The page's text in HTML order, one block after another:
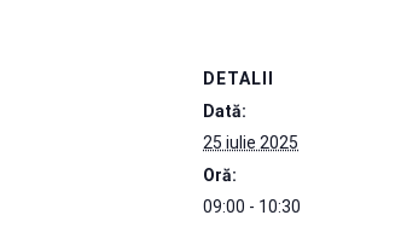
DETALII
Dată:
25 iulie 2025
Oră:
09:00 - 10:30